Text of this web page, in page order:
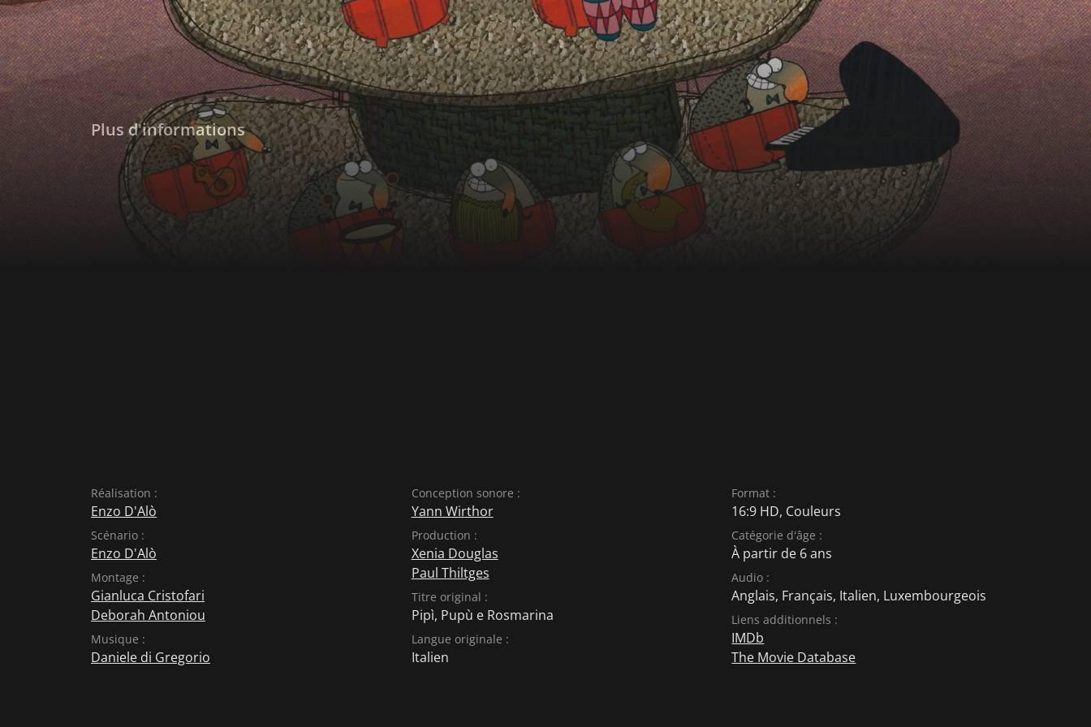
que Pipì, Pupù et Rosemarie qui se moquent d'elle parce qu'elle s'est
endormie. Ils font leurs adieux et poursuivent leur voyage à la
recherche de Mapà, laissant derrière eux le renard à la bouche sèche.
Plus d'informations
Réalisation :
Enzo D'Alò
Scénario :
Enzo D'Alò
Montage :
Gianluca Cristofari
Deborah Antoniou
Musique :
Daniele di Gregorio
Conception sonore :
Yann Wirthor
Production :
Xenia Douglas
Paul Thiltges
Titre original :
Pipì, Pupù e Rosmarina
Langue originale :
Italien
Format :
16:9 HD, Couleurs
Catégorie d'âge :
À partir de 6 ans
Audio :
Anglais, Français, Italien, Luxembourgeois
Liens additionnels :
IMDb
The Movie Database